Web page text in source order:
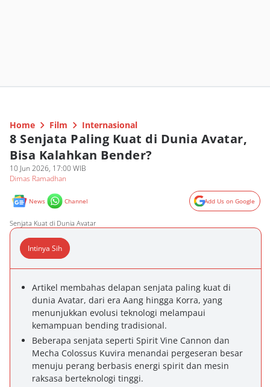
Home Film Internasional
8 Senjata Paling Kuat di Dunia Avatar,
Bisa Kalahkan Bender?
10 Jun 2026, 17:00 WIB
Dimas Ramadhan
News Channel Add Us on Google
Senjata Kuat di Dunia Avatar
Intinya Sih
Artikel membahas delapan senjata paling kuat di
dunia Avatar, dari era Aang hingga Korra, yang
menunjukkan evolusi teknologi melampaui
kemampuan bending tradisional.
Beberapa senjata seperti Spirit Vine Cannon dan
Mecha Colossus Kuvira menandai pergeseran besar
menuju perang berbasis energi spirit dan mesin
raksasa berteknologi tinggi.